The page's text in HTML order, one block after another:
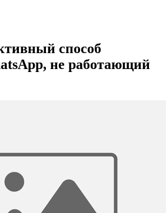
способ
не работающий